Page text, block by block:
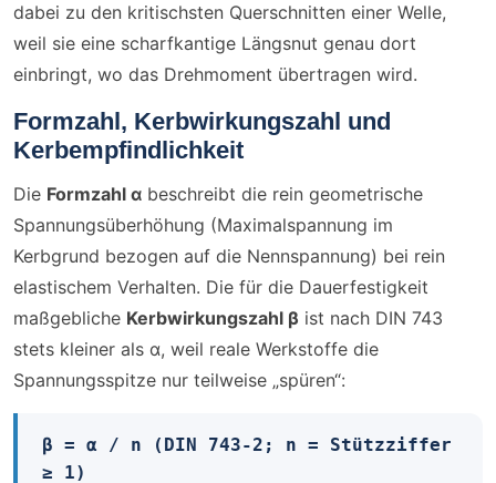
dabei zu den kritischsten Querschnitten einer Welle,
weil sie eine scharfkantige Längsnut genau dort
einbringt, wo das Drehmoment übertragen wird.
Formzahl, Kerbwirkungszahl und
Kerbempfindlichkeit
Die Formzahl α beschreibt die rein geometrische
Spannungsüberhöhung (Maximalspannung im
Kerbgrund bezogen auf die Nennspannung) bei rein
elastischem Verhalten. Die für die Dauerfestigkeit
maßgebliche Kerbwirkungszahl β ist nach DIN 743
stets kleiner als α, weil reale Werkstoffe die
Spannungsspitze nur teilweise „spüren“:
β = α / n (DIN 743-2; n = Stützziffer
≥ 1)